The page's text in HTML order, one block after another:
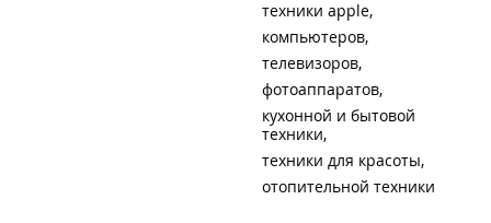
техники apple
компьютеров
телевизоров
фотоаппаратов
кухонной и бытовой
техники
техники для красоты
отопительной техники